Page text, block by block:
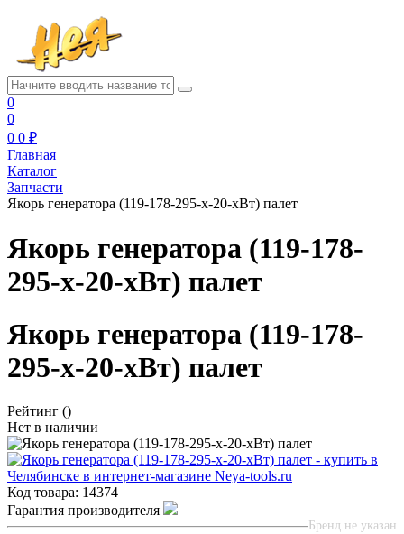
0
0
0 0 ₽
Главная
Каталог
Запчасти
Якорь генератора (119-178-295-х-20-хВт) палет
Якорь генератора (119-178-
295-х-20-хВт) палет
Якорь генератора (119-178-
295-х-20-хВт) палет
Рейтинг ()
Нет в наличии
Код товара: 14374
Гарантия производителя
Бренд не указан